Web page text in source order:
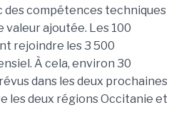
des compétences techniques
ajoutée. Les 100
rejoindre les 3 500
À cela, environ 30
dans les deux prochaines
les deux régions Occitanie et